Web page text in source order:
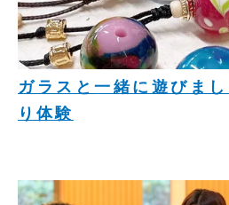
ガラスと一緒に遊びま
り体験